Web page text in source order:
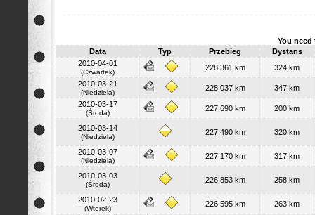
You need
Data
Typ Przebieg
Dystans
2010-04-01
(Czwartek)
228 361 km
324 km
2010-03-21
(Niedziela)
228 037 km
347 km
2010-03-17
(Środa)
227 690 km 200 km
2010-03-14
(Niedziela)
227 490 km 320 km
2010-03-07
(Niedziela)
227 170 km 317 km
2010-03-03
(Środa)
226 853 km 258 km
2010-02-23
(Wtorek)
226 595 km
263 km